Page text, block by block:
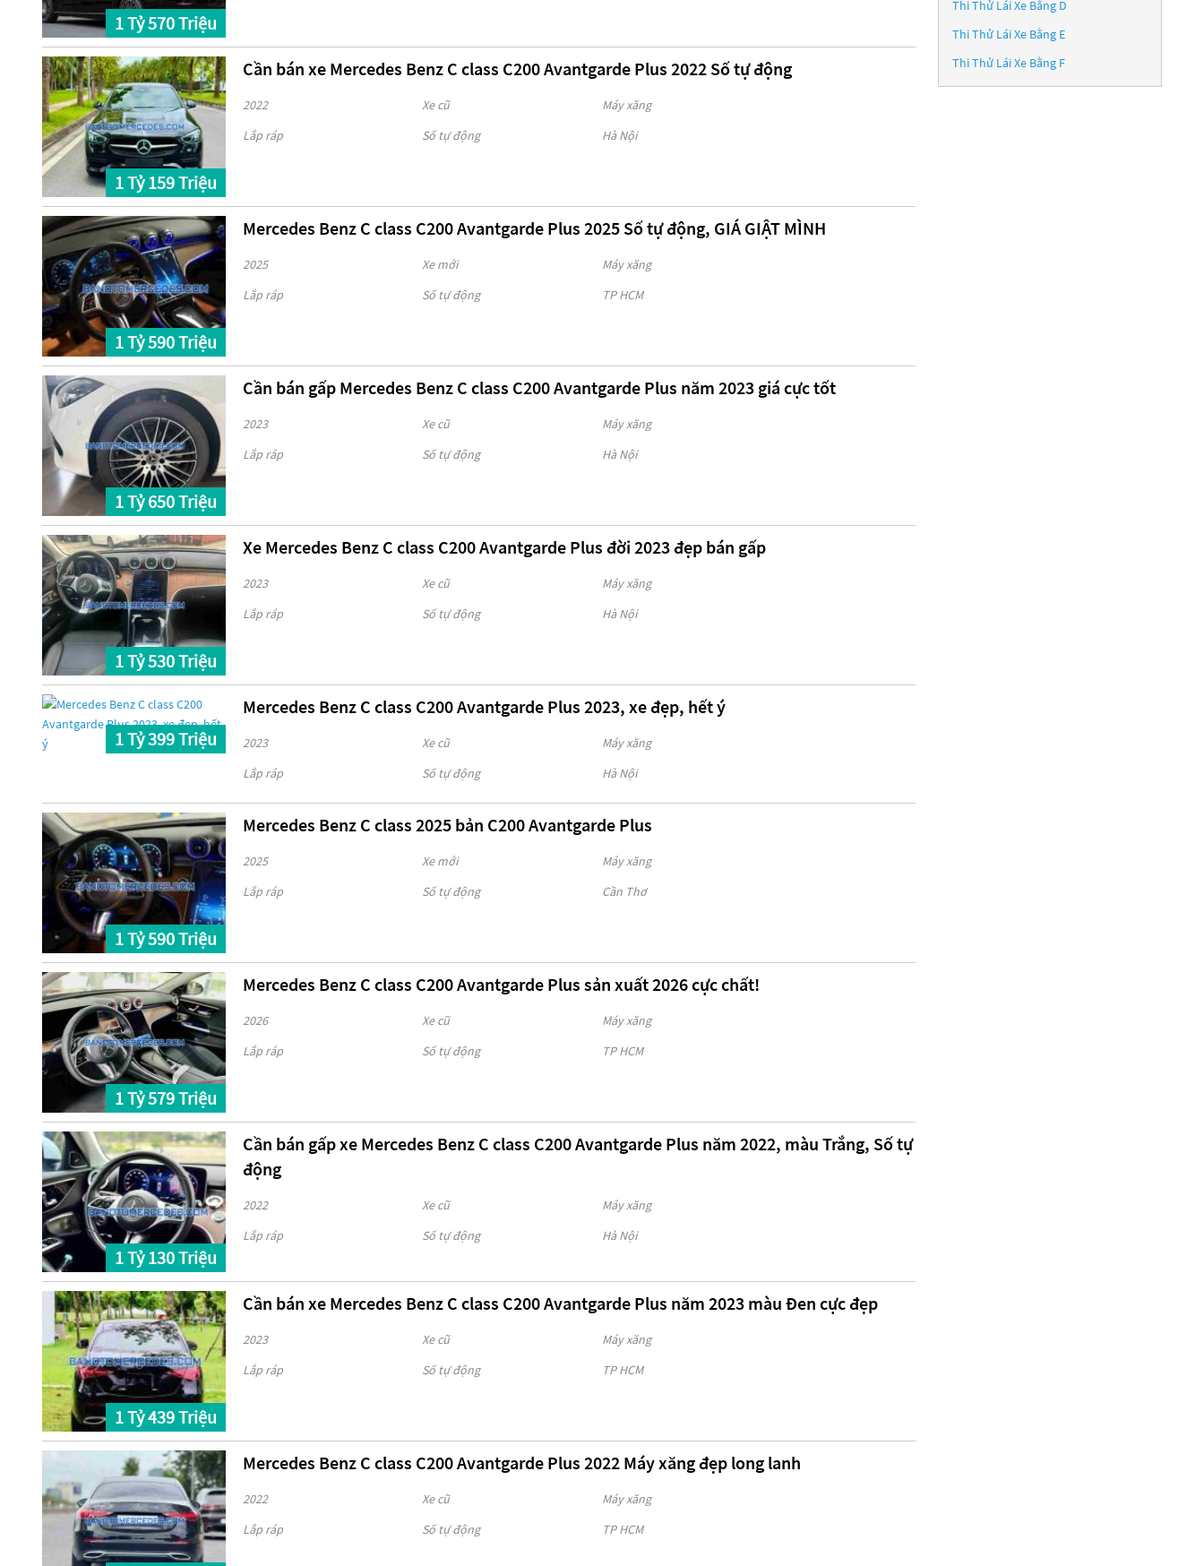
1 Tỷ 570 Triệu
1 Tỷ 159 Triệu
Cần bán xe Mercedes Benz C class C200 Avantgarde Plus 2022 Số tự động
2022 Xe cũ
Máy xăng
Lắp ráp
Số tự động Hà Nội
1 Tỷ 590 Triệu
Mercedes Benz C class C200 Avantgarde Plus 2025 Số tự động, GIÁ GIẬT MÌNH
2025 Xe mới
Máy xăng
Lắp ráp
Số tự động TP HCM
1 Tỷ 650 Triệu
Cần bán gấp Mercedes Benz C class C200 Avantgarde Plus năm 2023 giá cực tốt
2023 Xe cũ
Máy xăng
Lắp ráp
Số tự động Hà Nội
1 Tỷ 530 Triệu
Xe Mercedes Benz C class C200 Avantgarde Plus đời 2023 đẹp bán gấp
2023 Xe cũ
Máy xăng
Lắp ráp
Số tự động Hà Nội
1 Tỷ 399 Triệu
Mercedes Benz C class C200 Avantgarde Plus 2023, xe đẹp, hết ý
2023 Xe cũ
Máy xăng
Lắp ráp
Số tự động Hà Nội
1 Tỷ 590 Triệu
Mercedes Benz C class 2025 bản C200 Avantgarde Plus
2025 Xe mới
Máy xăng
Lắp ráp
Số tự động Cần Thơ
1 Tỷ 579 Triệu
Mercedes Benz C class C200 Avantgarde Plus sản xuất 2026 cực chất!
2026 Xe cũ
Máy xăng
Lắp ráp
Số tự động TP HCM
1 Tỷ 130 Triệu
Cần bán gấp xe Mercedes Benz C class C200 Avantgarde Plus năm 2022, màu Trắng, Số tự
động
2022 Xe cũ
Máy xăng
Lắp ráp
Số tự động Hà Nội
1 Tỷ 439 Triệu
Cần bán xe Mercedes Benz C class C200 Avantgarde Plus năm 2023 màu Đen cực đẹp
2023 Xe cũ
Máy xăng
Lắp ráp
Số tự động TP HCM
Mercedes Benz C class C200 Avantgarde Plus 2022 Máy xăng đẹp long lanh
2022 Xe cũ
Máy xăng
Lắp ráp
Số tự động TP HCM
Thi Thử Lái Xe Bằng D
Thi Thử Lái Xe Bằng E
Thi Thử Lái Xe Bằng F